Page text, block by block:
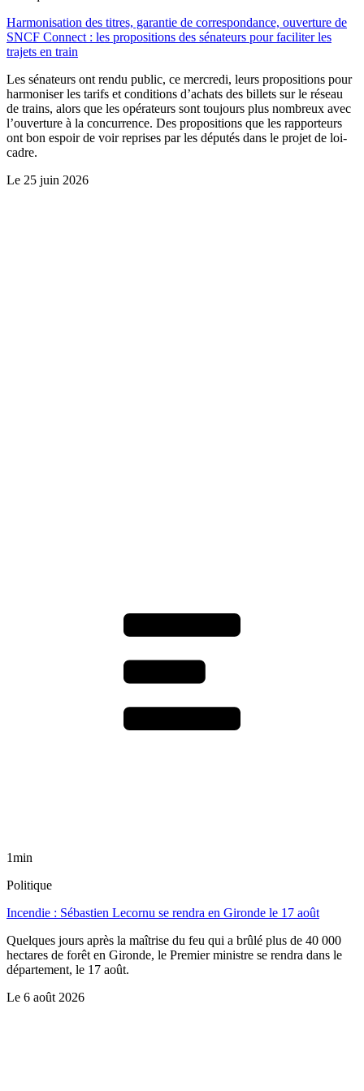
Harmonisation des titres, garantie de correspondance, ouverture de
SNCF Connect : les propositions des sénateurs pour faciliter les
trajets en train
Les sénateurs ont rendu public, ce mercredi, leurs propositions pour
harmoniser les tarifs et conditions d’achats des billets sur le réseau
de trains, alors que les opérateurs sont toujours plus nombreux avec
l’ouverture à la concurrence. Des propositions que les rapporteurs
ont bon espoir de voir reprises par les députés dans le projet de loi-
cadre.
Le 25 juin 2026
1min
Politique
Incendie : Sébastien Lecornu se rendra en Gironde le 17 août
Quelques jours après la maîtrise du feu qui a brûlé plus de 40 000
hectares de forêt en Gironde, le Premier ministre se rendra dans le
département, le 17 août.
Le 6 août 2026